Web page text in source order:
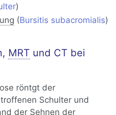
)
(Bursitis subacromialis)
MRT und CT bei
röntgt der
Schulter und
der Sehnen der